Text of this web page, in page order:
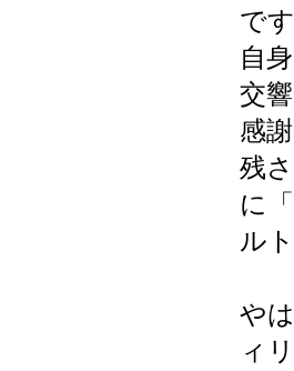
で
自
交
感
残
に
ル
や
ィ